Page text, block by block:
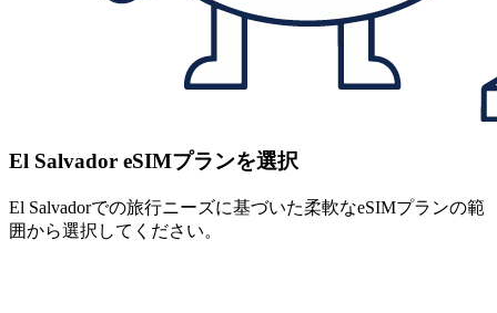
El Salvador eSIMプランを選択
El Salvadorでの旅行ニーズに基づいた柔軟なeSIMプランの範
囲から選択してください。